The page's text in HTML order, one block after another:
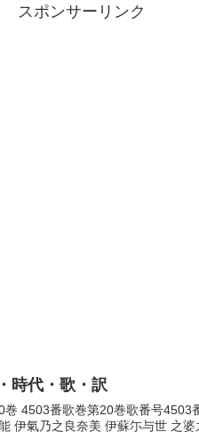
スポンサーリンク
時代・歌・訳
4503番歌巻第20巻歌番号4503
伊氣乃之良奈美 伊蘇尓与世 之婆